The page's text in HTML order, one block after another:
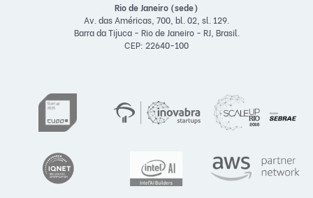
Rio de Janeiro (sede)
Av. das Américas, 700, bl. 02, sl. 129.
Barra da Tijuca - Rio de Janeiro - RJ, Brasil.
CEP: 22640-100